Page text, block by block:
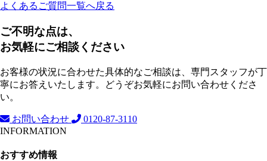
よくあるご質問一覧へ戻る
ご不明な点は、
お気軽にご相談ください
お客様の状況に合わせた具体的なご相談は、専門スタッフが丁
寧にお答えいたします。どうぞお気軽にお問い合わせくださ
い。
お問い合わせ
0120-87-3110
INFORMATION
おすすめ情報